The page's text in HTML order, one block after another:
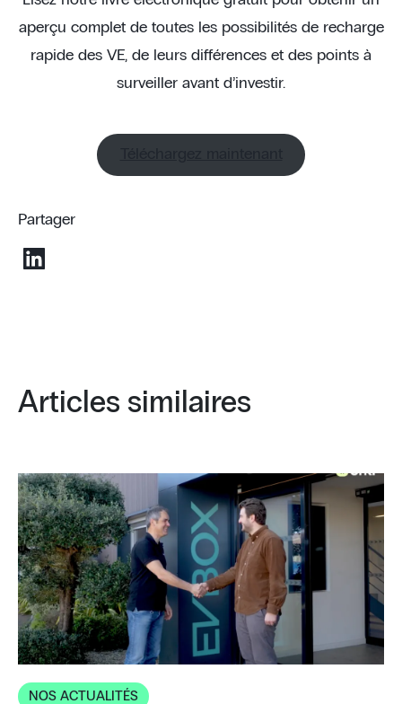
Partager
aperçu complet de toutes les possibilités de recharge
rapide des VE, de leurs différences et des points à
surveiller avant d’investir.
Articles similaires
NOS ACTUALITÉS